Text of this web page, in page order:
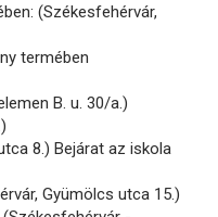
(Székesfehérvár,
termében
B. u. 30/a.)
8.) Bejárat az iskola
Gyümölcs utca 15.)